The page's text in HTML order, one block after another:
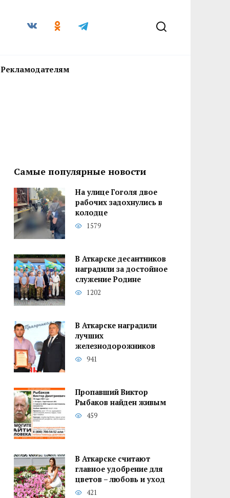
Рекламодателям
Самые популярные новости
На улице Гоголя двое
рабочих задохнулись в
колодце
1579
В Аткарске десантников
наградили за достойное
служение Родине
1202
В Аткарске наградили
лучших
железнодорожников
941
Пропавший Виктор
Рыбаков найден живым
459
В Аткарске считают
главное удобрение для
цветов – любовь и уход
421